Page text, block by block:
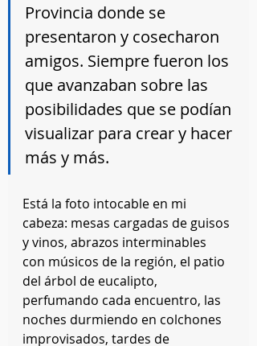
Provincia donde se
presentaron y cosecharon
amigos. Siempre fueron los
que avanzaban sobre las
posibilidades que se podían
visualizar para crear y hacer
más y más.
Está la foto intocable en mi
cabeza: mesas cargadas de guisos
y vinos, abrazos interminables
con músicos de la región, el patio
del árbol de eucalipto,
perfumando cada encuentro, las
noches durmiendo en colchones
improvisados, tardes de